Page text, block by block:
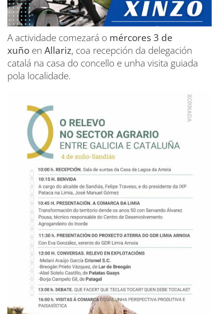
A actividade comezará o mércores 3 de
xuño en Allariz, coa recepción da delegación
catalá na casa do concello e unha visita guiada
pola localidade.